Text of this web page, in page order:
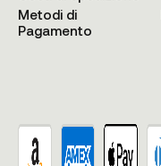
Metodi di
Pagamento